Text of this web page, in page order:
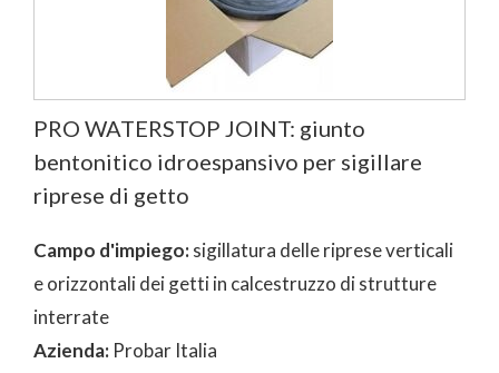
PRO WATERSTOP JOINT: giunto
bentonitico idroespansivo per sigillare
riprese di getto
Campo d'impiego:sigillatura delle riprese verticali
e orizzontali dei getti in calcestruzzo di strutture
interrate
Azienda: Probar Italia